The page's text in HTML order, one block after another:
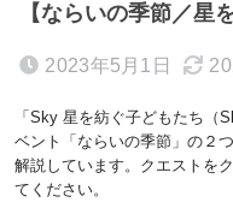
【ならいの季節／星
2023年5月1日
「Sky 星を紡ぐ子どもたち（
ベント「ならいの季節」の２
解説しています。クエストを
てください。